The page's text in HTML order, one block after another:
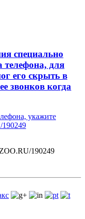
специально
телефона, для
его скрыть в
звонков когда
укажите
190249
190249